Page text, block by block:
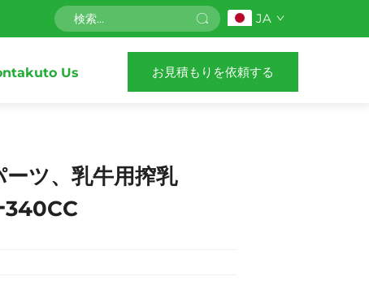
JA
Us お見積もりを依頼する
ツ、乳牛用搾乳
340CC